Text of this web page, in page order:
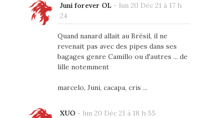
Juni forever OL - lun 20 Déc 21 à 17 h
24
Quand nanard allait au Brésil, il ne
revenait pas avec des pipes dans ses
bagages genre Camillo ou d'autres ... de
lille notemment
marcelo, Juni, cacapa, cris ...
XUO- lun 20 Déc 21 à 18 h 55